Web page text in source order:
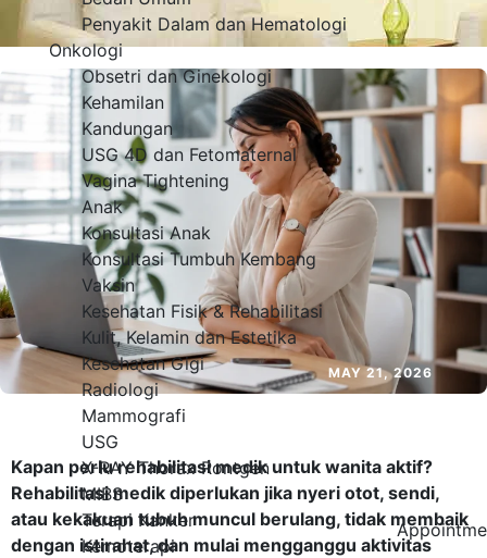
Penyakit Dalam dan Hematologi
Onkologi
Obsetri dan Ginekologi
Kehamilan
Kandungan
USG 4D dan Fetomaternal
Vagina Tightening
Anak
Konsultasi Anak
Konsultasi Tumbuh Kembang
Vaksin
Kesehatan Fisik & Rehabilitasi
Kulit, Kelamin dan Estetika
Kesehatan Gigi
Radiologi
Mammografi
USG
X-RAY Thorax Rontgen
MIBS
Terapi Kanker
Kemoterapi
MAY 21, 2026
Kapan perlu rehabilitasi medik untuk wanita aktif?
Rehabilitasi medik diperlukan jika nyeri otot, sendi,
atau kekakuan tubuh muncul berulang, tidak membaik
dengan istirahat, dan mulai mengganggu aktivitas